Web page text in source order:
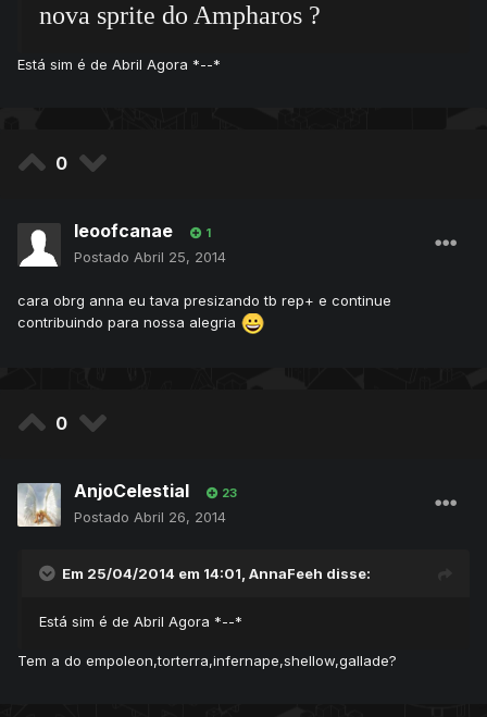
nova sprite do Ampharos ?
Está sim é de Abril Agora *--*
0
leoofcanae 1
Postado Abril 25, 2014
cara obrg anna eu tava presizando tb rep+ e continue
contribuindo para nossa alegria
0
AnjoCelestial 23
Postado Abril 26, 2014
Em 25/04/2014 em 14:01, AnnaFeeh disse:
Está sim é de Abril Agora *--*
Tem a do empoleon,torterra,infernape,shellow,gallade?